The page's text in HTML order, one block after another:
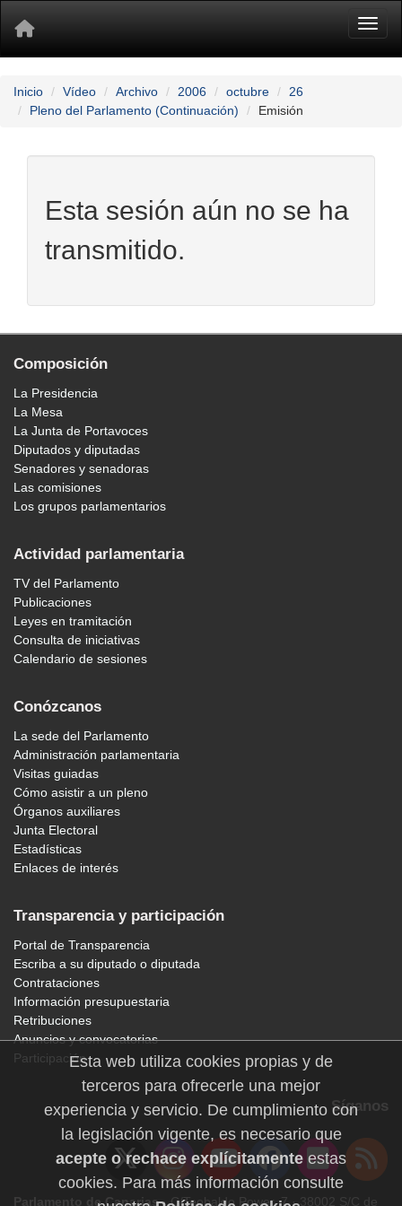
Inicio Vídeo Archivo 2006 octubre
26
Pleno del Parlamento (Continuación)
Emisión
Esta sesión aún no se ha
transmitido.
Composición
La Presidencia
La Mesa
La Junta de Portavoces
Diputados y diputadas
Senadores y senadoras
Las comisiones
Los grupos parlamentarios
Actividad parlamentaria
TV del Parlamento
Publicaciones
Leyes en tramitación
Consulta de iniciativas
Calendario de sesiones
Conózcanos
La sede del Parlamento
Administración parlamentaria
Visitas guiadas
Cómo asistir a un pleno
Órganos auxiliares
Junta Electoral
Estadísticas
Enlaces de interés
Transparencia y participación
Portal de Transparencia
Escriba a su diputado o diputada
Contrataciones
Información presupuestaria
Retribuciones
Anuncios y convocatorias
Participación
Síganos
Parlamento de Canarias· C/Teobaldo Power, 7 · 38002 S/C de
Esta web utiliza cookies propias y de
terceros para ofrecerle una mejor
experiencia y servicio. De cumplimiento con
la legislación vigente, es necesario que
acepte o rechace explícitamente estas
cookies. Para más información consulte